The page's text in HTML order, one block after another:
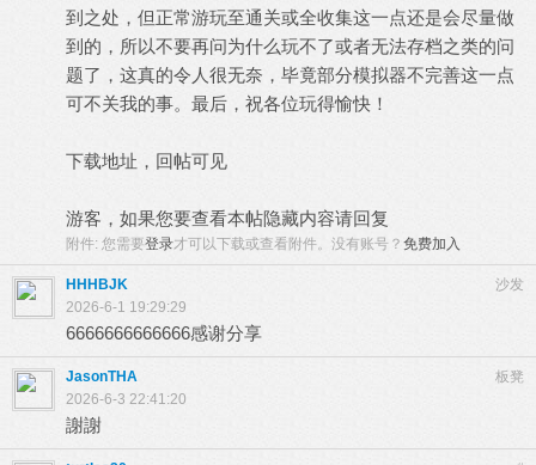
到之处，但正常游玩至通关或全收集这一点还是会尽量做
到的，所以不要再问为什么玩不了或者无法存档之类的问
题了，这真的令人很无奈，毕竟部分模拟器不完善这一点
可不关我的事。最后，祝各位玩得愉快！
下载地址，回帖可见
游客，如果您要查看本帖隐藏内容请回复
附件: 您需要登录才可以下载或查看附件。没有账号？ 免费加入
沙发
HHHBJK
2026-6-1 19:29:29
6666666666666感谢分享
板凳
JasonTHA
2026-6-3 22:41:20
謝謝